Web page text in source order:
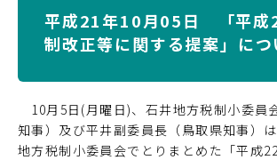
平成21年10月05日 「平成
制改正等に関する提案」につ
10月5日(月曜日)、石井地方税制小委員
知事）及び平井副委員長（鳥取県知事）
地方税制小委員会でとりまとめた「平成